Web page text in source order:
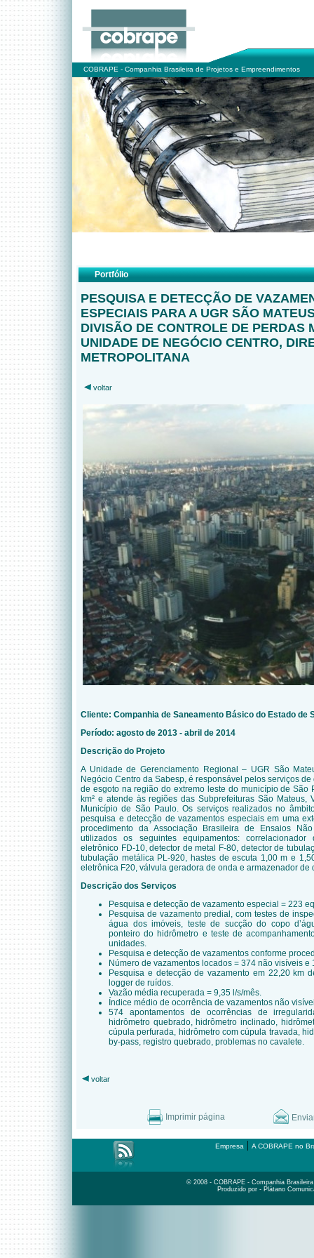
COBRAPE - Companhia Brasileira de Projetos e Empreendimentos
Portfólio
PESQUISA E DETECÇÃO DE
ESPECIAIS PARA A UGR SÃO
DIVISÃO DE CONTROLE DE PERDAS
UNIDADE DE NEGÓCIO CENTRO,
METROPOLITANA
voltar
Cliente: Companhia de Saneamento Básico do Estado de
Período: agosto de 2013 - abril de 2014
Descrição do Projeto
A Unidade de Gerenciamento Regional – UGR São
Negócio Centro da Sabesp, é responsável pelos serviços
de esgoto na região do extremo leste do município de São
km² e atende às regiões das Subprefeituras São Mateus,
Município de São Paulo. Os serviços realizados no
pesquisa e detecção de vazamentos especiais em uma
procedimento da Associação Brasileira de Ensaios
utilizados os seguintes equipamentos:
eletrônico FD-10, detector de metal F-80, detector de
tubulação metálica PL-920, hastes de escuta 1,00 m e
eletrônica F20, válvula geradora de onda e armazenador de
Descrição dos Serviços
Pesquisa e detecção de vazamento especial = 223
Pesquisa de vazamento predial, com testes de
água dos imóveis, teste de sucção do copo
ponteiro do hidrômetro e teste de
unidades.
Pesquisa e detecção de vazamentos conforme
Número de vazamentos locados = 374 não visíveis e
Pesquisa e detecção de vazamento em 22,20 km
logger de ruídos.
Vazão média recuperada = 9,35 l/s/mês.
Índice médio de ocorrência de vazamentos não
574 apontamentos de ocorrências de
hidrômetro quebrado, hidrômetro inclinado,
cúpula perfurada, hidrômetro com cúpula travada,
by-pass, registro quebrado, problemas no cavalete.
voltar
Imprimir página
Empresa | A COBRAPE no
© 2008 - COBRAPE - Companhia
Produzido por - Plátano